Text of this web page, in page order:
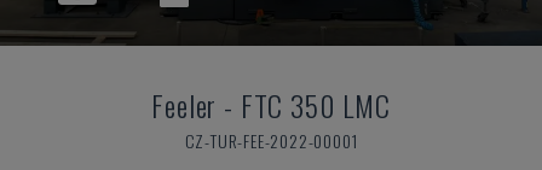
Feeler - FTC 350 LMC
CZ-TUR-FEE-2022-00001